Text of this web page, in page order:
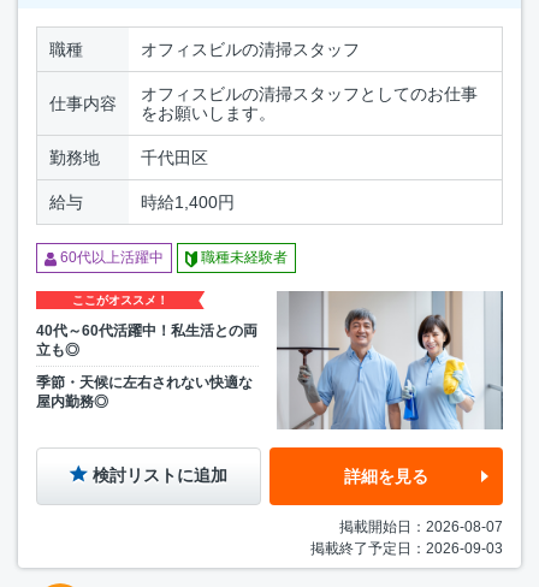
職種 オフィスビルの清掃スタッフ
仕事内容
オフィスビルの清掃スタッフとしてのお仕事
をお願いします。
勤務地 千代田区
給与 時給1,400円
60代以上活躍中 職種未経験者
ここがオススメ！
40代～60代活躍中！私生活との両
立も◎
季節・天候に左右されない快適な
屋内勤務◎
検討リストに追加 詳細を見る
掲載開始日：2026-08-07
掲載終了予定日：2026-09-03